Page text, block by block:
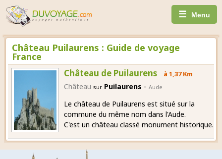
☰ Menu
Château Puilaurens : Guide de voyage
France
Château de Puilaurens à 1,37 Km
Château sur Puilaurens -Aude
Le château de Puilaurens est situé sur la
commune du même nom dans l'Aude.
C'est un château classé monument historique.